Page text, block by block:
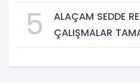
5
ALAÇAM SEDDE
ÇALIŞMALAR